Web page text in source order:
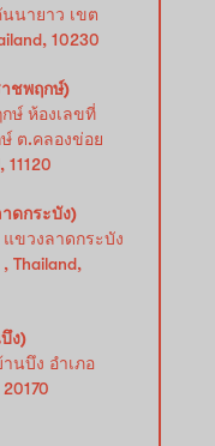
นายาว เขต
10230
าชพฤกษ์)
ษ์ ห้องเลขที่
ษ์ ต.คลองข่อย
ดกระบัง)
ขวงลาดกระบัง
Thailand,
ง)
นบึง อำเภอ